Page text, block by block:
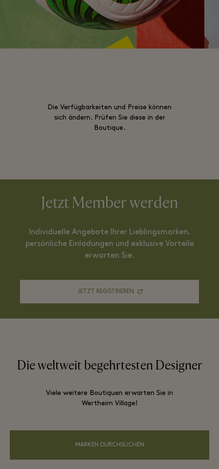
Die Verfügbarkeiten und Preise können
sich ändern. Prüfen Sie diese in der
Boutique.
Jetzt Member werden
Individuelle Angebote Ihrer Lieblingsmarken,
persönliche Einladungen und exklusive Vorteile
erwarten Sie.
JETZT REGISTRIEREN
Die weltweit begehrtesten Designer
Viele weitere Boutiquen erwarten Sie in
Wertheim Village!
MARKEN DURCHSUCHEN